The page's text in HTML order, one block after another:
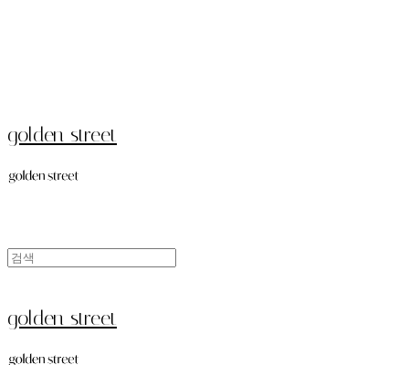
golden street
golden street